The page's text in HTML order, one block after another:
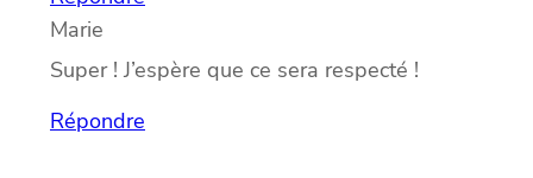
Marie
Super ! J’espère que ce sera respecté !
Répondre